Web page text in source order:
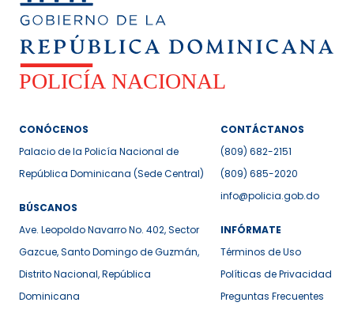
CONÓCENOS
Palacio de la Policía Nacional de
República Dominicana (Sede Central)
BÚSCANOS
Ave. Leopoldo Navarro No. 402, Sector
Gazcue, Santo Domingo de Guzmán,
Distrito Nacional, República
Dominicana
CONTÁCTANOS
(809) 682-2151
(809) 685-2020
info@policia.gob.do
INFÓRMATE
Términos de Uso
Políticas de Privacidad
Preguntas Frecuentes